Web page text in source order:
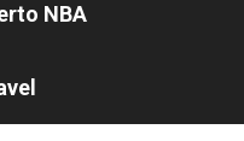
Gran Bretaña
2026 - Playoffs
NBA